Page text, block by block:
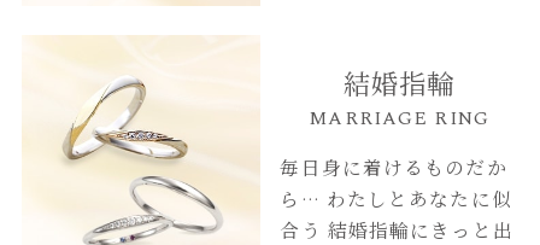
結婚指輪
MARRIAGE RING
毎日身に着けるものだか
ら… わたしとあなたに似
合う 結婚指輪にきっと出